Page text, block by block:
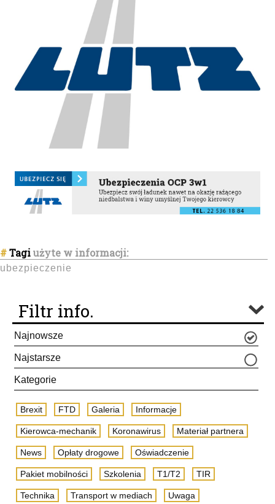
#Tagiużyte w informacji:
ubezpieczenie
Filtr info.
Najnowsze
Najstarsze
Kategorie
Brexit FTD Galeria Informacje
Kierowca-mechanik Koronawirus Materiał partnera
News Opłaty drogowe Oświadczenie
Pakiet mobilności Szkolenia T1/T2 TIR
Technika Transport w mediach Uwaga